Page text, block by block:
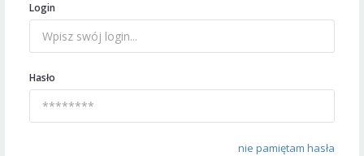
Login
Hasło
nie pamiętam hasła